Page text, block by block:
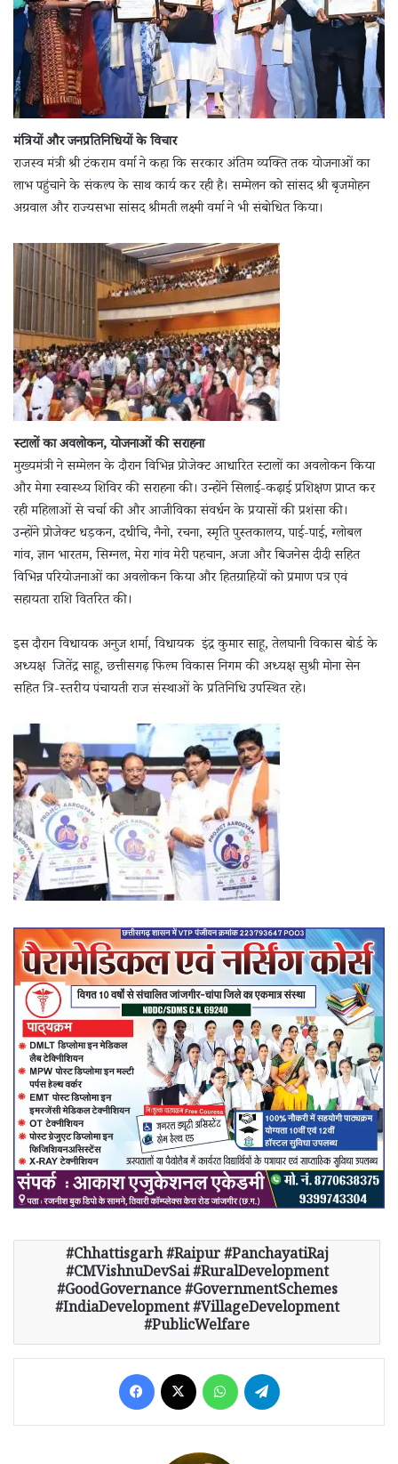
मंत्रियों और जनप्रतिनिधियों के विचार
राजस्व मंत्री श्री टंकराम वर्मा ने कहा कि सरकार अंतिम व्यक्ति तक योजनाओं का
लाभ पहुंचाने के संकल्प के साथ कार्य कर रही है। सम्मेलन को सांसद श्री बृजमोहन
अग्रवाल और राज्यसभा सांसद श्रीमती लक्ष्मी वर्मा ने भी संबोधित किया।
स्टालों का अवलोकन, योजनाओं की सराहना
मुख्यमंत्री ने सम्मेलन के दौरान विभिन्न प्रोजेक्ट आधारित स्टालों का अवलोकन किया
और मेगा स्वास्थ्य शिविर की सराहना की। उन्होंने सिलाई-कढ़ाई प्रशिक्षण प्राप्त कर
रही महिलाओं से चर्चा की और आजीविका संवर्धन के प्रयासों की प्रशंसा की।
उन्होंने प्रोजेक्ट धड़कन, दधीचि, नैनो, रचना, स्मृति पुस्तकालय, पाई-पाई, ग्लोबल
गांव, ज्ञान भारतम, सिग्नल, मेरा गांव मेरी पहचान, अजा और बिजनेस दीदी सहित
विभिन्न परियोजनाओं का अवलोकन किया और हितग्राहियों को प्रमाण पत्र एवं
सहायता राशि वितरित की।
इस दौरान विधायक अनुज शर्मा, विधायक इंद्र कुमार साहू, तेलघानी विकास बोर्ड के
अध्यक्ष जितेंद्र साहू, छत्तीसगढ़ फिल्म विकास निगम की अध्यक्ष सुश्री मोना सेन
सहित त्रि-स्तरीय पंचायती राज संस्थाओं के प्रतिनिधि उपस्थित रहे।
Chhattisgarh #Raipur #PanchayatiRaj
#CMVishnuDevSai #RuralDevelopment
#GoodGovernance #GovernmentSchemes
#IndiaDevelopment #VillageDevelopment
#PublicWelfare
Facebook WhatsApp